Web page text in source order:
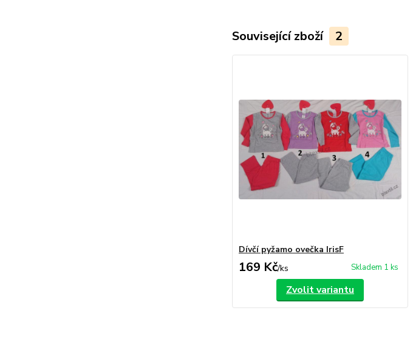
Související zboží 2
Dívčí pyžamo ovečka IrisF
169 Kč/ks Skladem 1 ks
Zvolit variantu